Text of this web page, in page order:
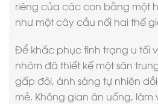
riêng của các con bằng một
như một cây cầu nối hai thế
Để khắc phục tình trạng u tối
nhóm đã thiết kế một sân
gấp đôi, ánh sáng tự nhiên
mẻ. Không gian ăn uống,